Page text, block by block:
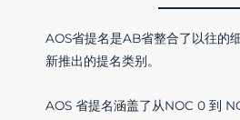
AOS省提名是AB省整合了以往的
新推出的提名类别。
AOS 省提名涵盖了从NOC 0 到